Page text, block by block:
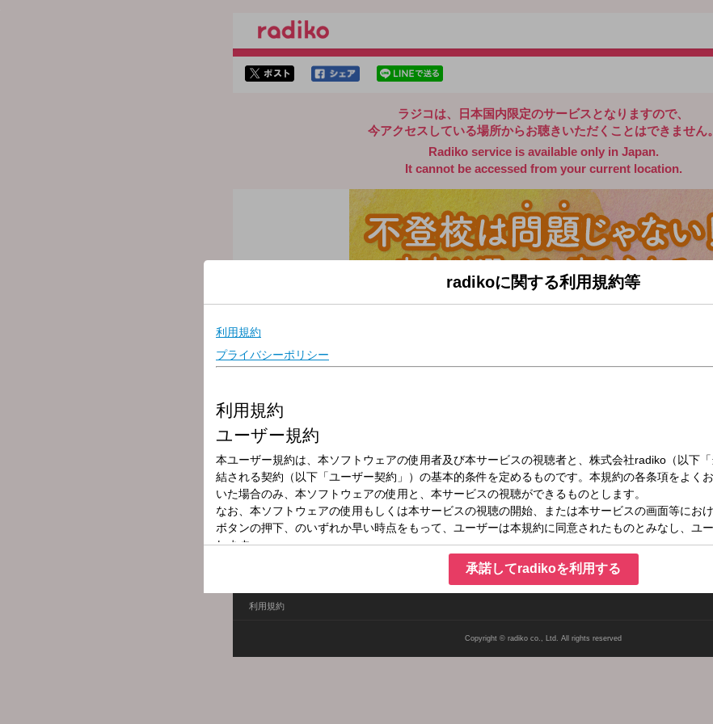
ラジコは、日本国内限定のサービスとなりますので、
今アクセスしている場所からお聴きいただくことはできません。
Radiko service is available only in Japan.
It cannot be accessed from your current location.
放送局
放送時間
2025年7月27日（日）19:00～20:00
番組名
不登校は「問題」じゃない！～未来は選べる、変えられる～
不登校は「問題」じゃない！～未来は選べる、変えられる～
利用規約
Copyright © radiko co., Ltd. All rights reserved
radikoに関する利用規約等
承諾してradikoを利用する